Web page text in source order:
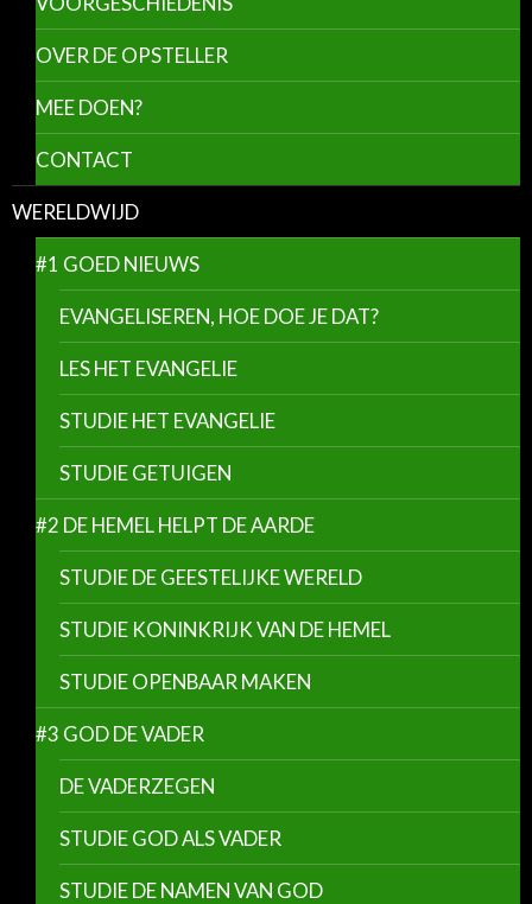
OVER DE OPSTELLER
MEE DOEN?
CONTACT
WERELDWIJD
#1 GOED NIEUWS
EVANGELISEREN, HOE DOE JE DAT?
LES HET EVANGELIE
STUDIE HET EVANGELIE
STUDIE GETUIGEN
#2 DE HEMEL HELPT DE AARDE
STUDIE DE GEESTELIJKE WERELD
STUDIE KONINKRIJK VAN DE HEMEL
STUDIE OPENBAAR MAKEN
#3 GOD DE VADER
DE VADERZEGEN
STUDIE GOD ALS VADER
STUDIE DE NAMEN VAN GOD